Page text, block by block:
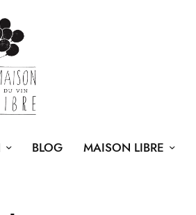
BLOG MAISON LIBRE